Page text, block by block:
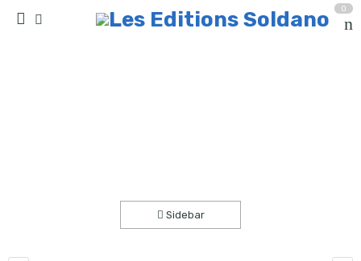
0
Sidebar